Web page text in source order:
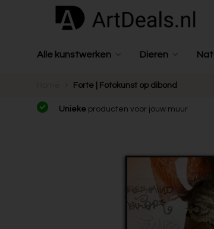
Alle kunstwerken Dieren
Forte | Fotokunst op dibond
Unieke producten voor jouw muur